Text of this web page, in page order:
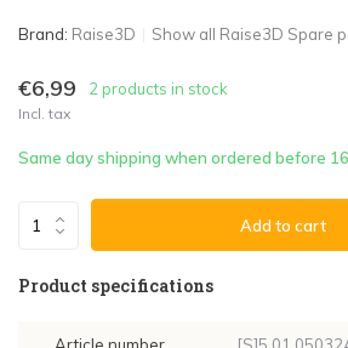
Brand: Raise3D Show all Raise3D Spare
€6,99 2 products in stock
Incl. tax
Same day shipping when ordered before
Add to cart
Product specifications